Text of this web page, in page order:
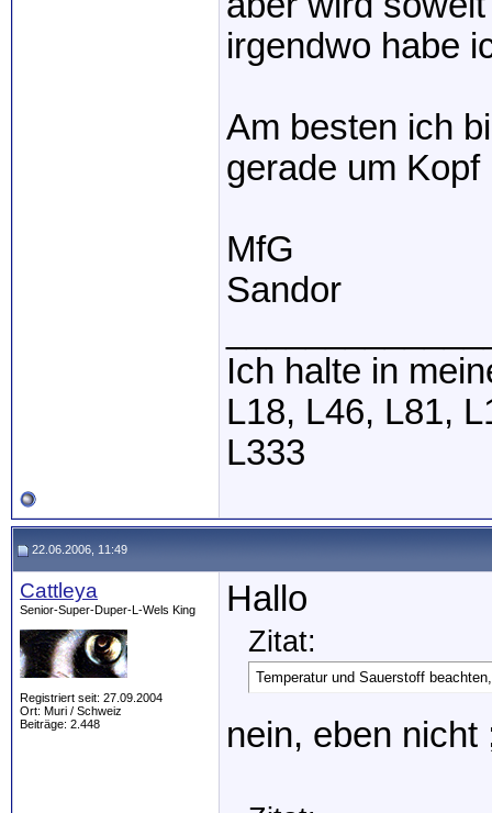
irgendwo habe
Am besten ich
gerade um
MfG
Sandor
Ich halte in
L18, L46, L81,
L333
22.06.2006, 11:49
Cattleya
Senior-Super-Duper-L-Wels King
Registriert seit: 27.09.2004
Ort: Muri / Schweiz
Beiträge: 2.448
Hallo
Zitat:
Temperatur und Sauerstoff
nein, eben nicht